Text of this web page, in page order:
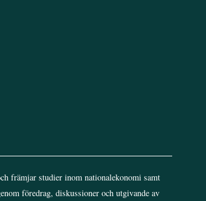
främjar studier inom nationalekonomi samt
föredrag, diskussioner och utgivande av